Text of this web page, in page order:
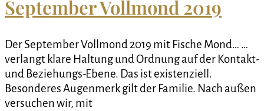
September Vollmond 2019
Der September Vollmond 2019 mit Fische Mond… …
verlangt klare Haltung und Ordnung auf der Kontakt-
und Beziehungs-Ebene. Das ist existenziell.
Besonderes Augenmerk gilt der Familie. Nach außen
versuchen wir, mit